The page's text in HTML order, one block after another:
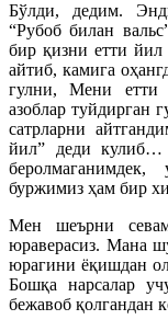
Бўлди, дедим.
“Рубоб билан
бир қизни етти йил
айтиб, камига
гулни, Мени етти
азоблар туйдирган
сатрларни
йил” деди
буржимиз ҳам бир
Мен шеърни
юраверасиз. Мана
юрагини ёқишдан
Бошқа нарсалар
бежавоб қолгандан